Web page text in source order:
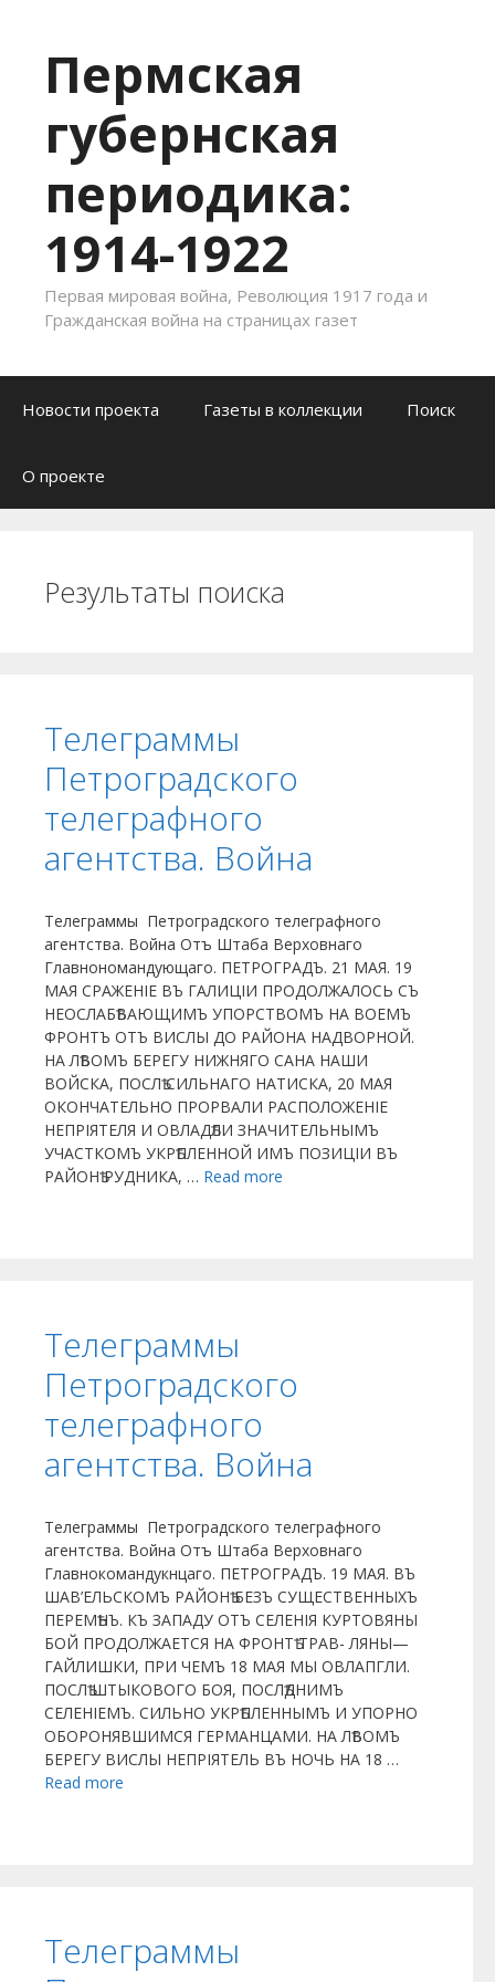
Пермская
губернская
периодика:
1914-1922
Первая мировая война, Революция 1917 года и
Гражданская война на страницах газет
Новости проекта
Газеты в коллекции Поиск
О проекте
Результаты поиска
Телеграммы
Петроградского
телеграфного
агентства. Война
Телеграммы Петроградского телеграфного
агентства. Война Отъ Штаба Верховнаго
Главнономандующаго. ПЕТРОГРАДЪ. 21 МАЯ. 19
МАЯ СРАЖЕНІЕ ВЪ ГАЛИЦІИ ПРОДОЛЖАЛОСЬ СЪ
НЕОСЛАБѢВАЮЩИМЪ УПОРСТВОМЪ НА ВОЕМЪ
ФРОНТЪ ОТЪ ВИСЛЫ ДО РАЙОНА НАДВОРНОЙ.
НА ЛѢВОМЪ БЕРЕГУ НИЖНЯГО САНА НАШИ
ВОЙСКА, ПОСЛѢ СИЛЬНАГО НАТИСКА, 20 МАЯ
ОКОНЧАТЕЛЬНО ПРОРВАЛИ РАСПОЛОЖЕНІЕ
НЕПРІЯТЕЛЯ И ОВЛАДѢЛИ ЗНАЧИТЕЛЬНЫМЪ
УЧАСТКОМЪ УКРѢПЛЕННОЙ ИМЪ ПОЗИЦІИ ВЪ
РАЙОНѢ РУДНИКА, … Read more
Телеграммы
Петроградского
телеграфного
агентства. Война
Телеграммы Петроградского телеграфного
агентства. Война Отъ Штаба Верховнаго
Главнокомандукнцаго. ПЕТРОГРАДЪ. 19 МАЯ. ВЪ
ШАВ’ЕЛЬСКОМЪ РАЙОНѢ БЕЗЪ СУЩЕСТВЕННЫХЪ
ПЕРЕМѢНЪ. КЪ ЗАПАДУ ОТЪ СЕЛЕНІЯ КУРТОВЯНЫ
БОЙ ПРОДОЛЖАЕТСЯ НА ФРОНТѢ ТРАВ- ЛЯНЫ—
ГАЙЛИШКИ, ПРИ ЧЕМЪ 18 МАЯ МЫ ОВЛАПГЛИ.
ПОСЛѢ ШТЫКОВОГО БОЯ, ПОСЛѢДНИМЪ
СЕЛЕНІЕМЪ. СИЛЬНО УКРѢПЛЕННЫМЪ И УПОРНО
ОБОРОНЯВШИМСЯ ГЕРМАНЦАМИ. НА ЛѢВОМЪ
БЕРЕГУ ВИСЛЫ НЕПРІЯТЕЛЬ ВЪ НОЧЬ НА 18 …
Read more
Телеграммы